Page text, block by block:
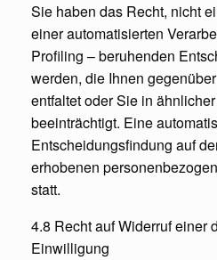
Sie haben das Recht, nicht
einer automatisierten
Profiling – beruhenden
werden, die Ihnen
entfaltet oder Sie in
beeinträchtigt. Eine
Entscheidungsfindung auf
erhobenen
statt.
4.8 Recht auf Widerruf einer
Einwilligung